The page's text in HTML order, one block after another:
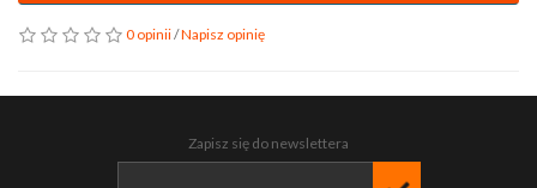
0 opinii/Napisz opinię
Zapisz się do newslettera